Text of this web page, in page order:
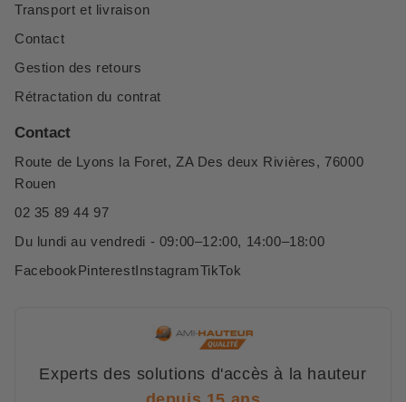
Transport et livraison
Contact
Gestion des retours
Rétractation du contrat
Contact
Route de Lyons la Foret, ZA Des deux Rivières, 76000
Rouen
02 35 89 44 97
Du lundi au vendredi - 09:00–12:00, 14:00–18:00
FacebookPinterestInstagramTikTok
Experts des solutions d'accès à la hauteur